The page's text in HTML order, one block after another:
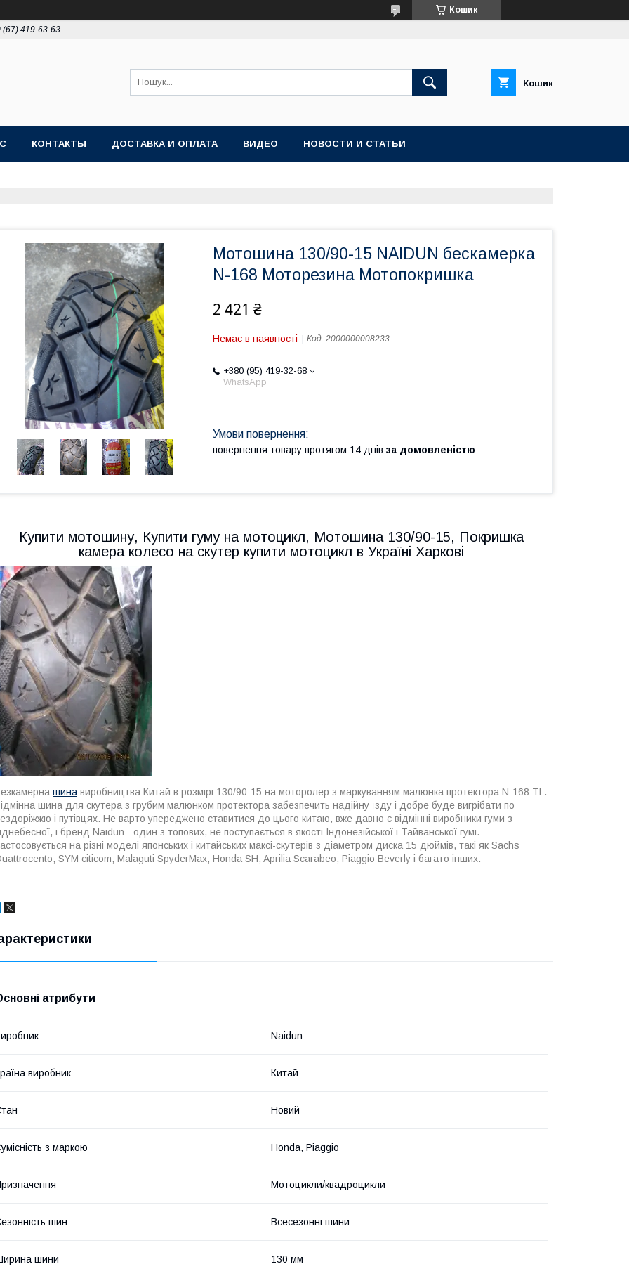
Кошик
(67) 419-63-63
Кошик
КОНТАКТЫ ДОСТАВКА И ОПЛАТА ВИДЕО НОВОСТИ И СТАТЬИ
Мотошина 130/90-15 NAIDUN бескамерка
N-168 Моторезина Мотопокришка
2 421 ₴
Немає в наявності Код: 2000000008233
+380 (95) 419-32-68
WhatsApp
повернення товару протягом 14 днів за домовленістю
Купити мотошину, Купити гуму на мотоцикл, Мотошина 130/90-15, Покришка
камера колесо на скутер купити мотоцикл в Україні Харкові
шина виробництва Китай в розмірі 130/90-15 на моторолер з маркуванням малюнка протектора N-168 TL.
шина для скутера з грубим малюнком протектора забезпечить надійну їзду і добре буде вигрібати по
і путівцях. Не варто упереджено ставитися до цього китаю, вже давно є відмінні виробники гуми з
і бренд Naidun - один з топових, не поступається в якості Індонезійської і Тайванської гумі.
на різні моделі японських і китайських максі-скутерів з діаметром диска 15 дюймів, такі як Sachs
SYM citicom, Malaguti SpyderMax, Honda SH, Aprilia Scarabeo, Piaggio Beverly і багато інших.
атрибути
Naidun
виробник Китай
Новий
з маркою Honda, Piaggio
Мотоцикли/квадроцикли
шин Всесезонні шини
шини 130 мм